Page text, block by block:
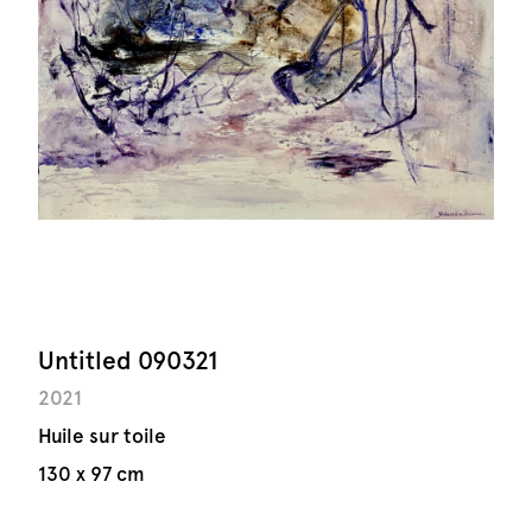
Untitled 090321
2021
Huile sur toile
130 x 97 cm